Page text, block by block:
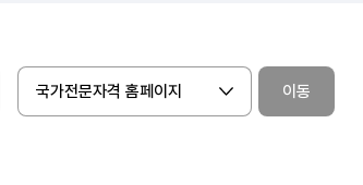
국가전문자격 홈페이지 이동